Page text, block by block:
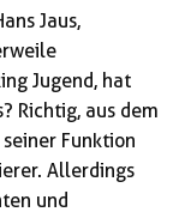
Jaus,
Jugend, hat
Richtig, aus dem
Funktion
Allerdings
und